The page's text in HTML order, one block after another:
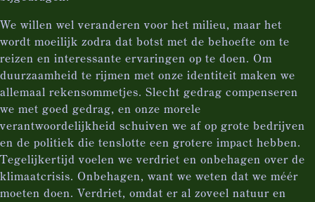
We willen wel veranderen voor het milieu, maar het
wordt moeilijk zodra dat botst met de behoefte om te
reizen en interessante ervaringen op te doen. Om
duurzaamheid te rijmen met onze identiteit maken we
allemaal rekensommetjes. Slecht gedrag compenseren
we met goed gedrag, en onze morele
verantwoordelijkheid schuiven we af op grote bedrijven
en de politiek die tenslotte een grotere impact hebben.
Tegelijkertijd voelen we verdriet en onbehagen over de
klimaatcrisis. Onbehagen, want we weten dat we méér
moeten doen. Verdriet, omdat er al zoveel natuur en